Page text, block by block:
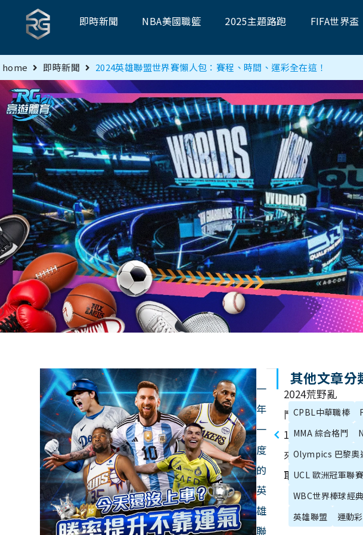
即時新聞 NBA美國職籃 2025主題路跑 FIFA世界盃
home 即時新聞 2024英雄聯盟世界賽懶人包：賽程、時間、運彩全在這！
一
年
一
度
的
英
雄
聯
2024荒野亂
鬥全球錦標賽
11/1登場！快
來預測結果贏
取遊戲積分
其他文章分
CPBL中華職棒
MMA 綜合格鬥
Olympics 巴黎奧
UCL 歐洲冠軍聯賽
WBC世界棒球經
英雄聯盟
運動